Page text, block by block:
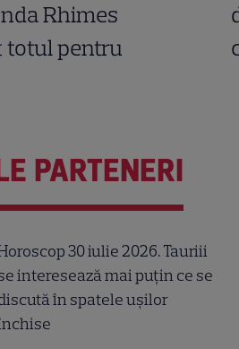
Rhimes
totul pentru
PARTENERI
30 iulie 2026. Tauriii
interesează mai puțin ce se
în spatele ușilor